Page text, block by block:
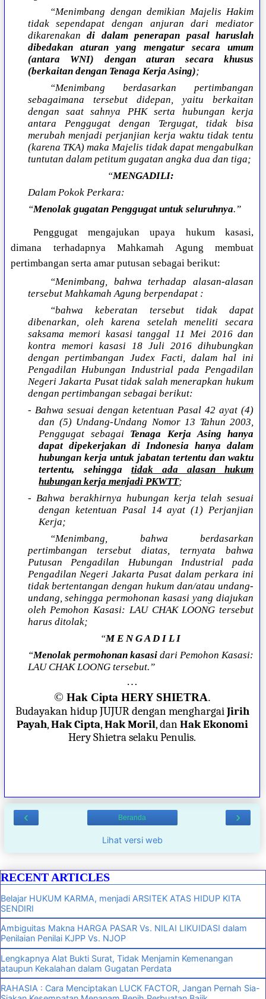
“Menimbang dengan demikian Majelis Hakim
tidak sependapat dengan anjuran dari mediator
dikarenakandi dalam penerapan pasal haruslah
dibedakan aturan yang mengatur secara umum
(antara WNI) dengan aturan secara khusus
(berkaitan dengan Tenaga Kerja Asing);
“Menimbang berdasarkan pertimbangan
sebagaimana tersebut didepan, yaitu berkaitan
dengan saat sahnya PHK serta hubungan kerja
antara Penggugat dengan Tergugat, tidak bisa
merubah menjadi perjanjian kerja waktu tidak tentu
(karena TKA) maka Majelis tidak dapat mengabulkan
tuntutan dalam petitum gugatan angka dua dan tiga;
“MENGADILI:
Dalam Pokok Perkara:
“Menolak gugatan Penggugat untuk seluruhnya.”
Penggugat mengajukan upaya hukum kasasi,
dimana terhadapnya Mahkamah Agung membuat
pertimbangan serta amar putusan sebagai berikut:
“Menimbang, bahwa terhadap alasan-alasan
tersebut Mahkamah Agung berpendapat :
“bahwa keberatan tersebut tidak dapat
dibenarkan, oleh karena setelah meneliti secara
saksama memori kasasi tanggal 11 Mei 2016 dan
kontra memori kasasi 18 Juli 2016 dihubungkan
dengan pertimbangan Judex Facti, dalam hal ini
Pengadilan Hubungan Industrial pada Pengadilan
Negeri Jakarta Pusat tidak salah menerapkan hukum
dengan pertimbangan sebagai berikut:
- Bahwa sesuai dengan ketentuan Pasal 42 ayat (4)
dan (5) Undang-Undang Nomor 13 Tahun 2003,
Penggugat sebagai Tenaga Kerja Asing hanya
dapat dipekerjakan di Indonesia hanya dalam
hubungan kerja untuk jabatan tertentu dan waktu
tertentu, sehingga tidak ada alasan hukum
hubungan kerja menjadi PKWTT;
- Bahwa berakhirnya hubungan kerja telah sesuai
dengan ketentuan Pasal 14 ayat (1) Perjanjian
Kerja;
“Menimbang, bahwa berdasarkan
pertimbangan tersebut diatas, ternyata bahwa
Putusan Pengadilan Hubungan Industrial pada
Pengadilan Negeri Jakarta Pusat dalam perkara ini
tidak bertentangan dengan hukum dan/atau undang-
undang, sehingga permohonan kasasi yang diajukan
oleh Pemohon Kasasi: LAU CHAK LOONG tersebut
harus ditolak;
“M E N G A D I L I
“Menolak permohonan kasasidari Pemohon Kasasi:
LAU CHAK LOONG tersebut.”
…
© Hak Cipta HERY SHIETRA.
Budayakan hidup JUJUR dengan menghargaiJirih
Payah,Hak Cipta,Hak Moril, danHak Ekonomi
Hery Shietra selaku Penulis.
‹ ›
Beranda
Lihat versi web
RECENT ARTICLES
Belajar HUKUM KARMA, menjadi ARSITEK ATAS HIDUP KITA
SENDIRI
Ambiguitas Makna HARGA PASAR Vs. NILAI LIKUIDASI dalam
Penilaian Penilai KJPP Vs. NJOP
Lengkapnya Alat Bukti Surat, Tidak Menjamin Kemenangan
ataupun Kekalahan dalam Gugatan Perdata
RAHASIA : Cara Menciptakan LUCK FACTOR, Jangan Pernah Sia-